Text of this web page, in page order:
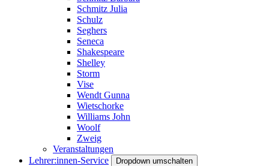
Schmitz Julia
Schulz
Seghers
Seneca
Shakespeare
Shelley
Storm
Vise
Wendt Gunna
Wietschorke
Williams John
Woolf
Zweig
Veranstaltungen
Lehrer:innen-Service
Dropdown umschalten